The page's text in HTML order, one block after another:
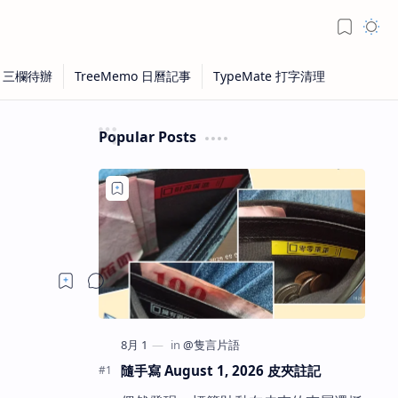
Popular Posts
隨手寫 August 1, 2026 皮夾註記